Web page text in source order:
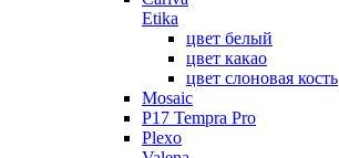
Etika
цвет белый
цвет какао
цвет слоновая кость
Mosaic
P17 Tempra Pro
Plexo